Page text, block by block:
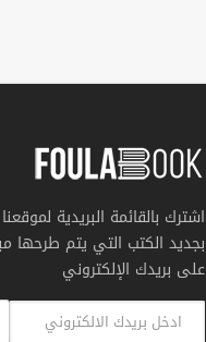
اشترك بالقائمة البريدية
بجديد الكتب التي يتم طرحها
على بريدك الإلكتروني